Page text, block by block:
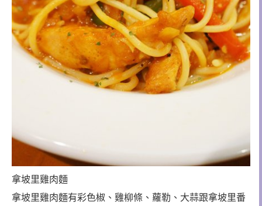
拿坡里雞肉麵
拿坡里雞肉麵有彩色椒、雞柳條、蘿勒、大蒜跟拿坡里番